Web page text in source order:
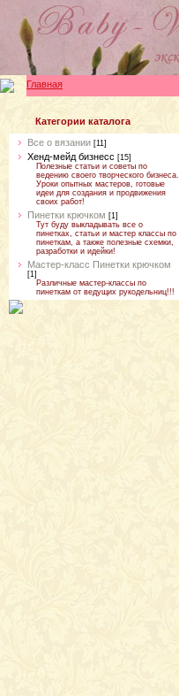
Главная
Категории каталога
Все о вязании [11]
Хенд-мейд бизнесс [15]
Полезные статьи и советы по
ведению своего творческого бизнеса.
Уроки опытных мастеров, готовые
идеи для создания и продвижения
своих работ!
Пинетки крючком [1]
Тут буду выкладывать все о
пинетках, статьи и мастер классы по
пинеткам, а также полезные схемки,
разработки и идейки!
Мастер-класс Пинетки крючком
[1]
Различные мастер-классы по
пинеткам от ведущих рукодельниц!!!